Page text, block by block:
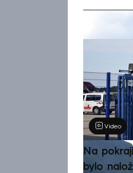
Výběr
Video
Na
bylo